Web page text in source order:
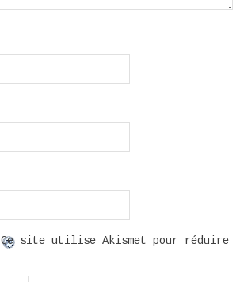
Ce site utilise Akismet pour réduire